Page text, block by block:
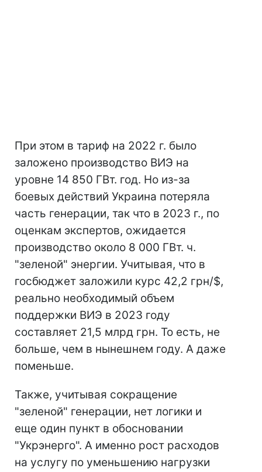
При этом в тариф на 2022 г. было
заложено производство ВИЭ на
уровне 14 850 ГВт. год. Но из-за
боевых действий Украина потеряла
часть генерации, так что в 2023 г., по
оценкам экспертов, ожидается
производство около 8 000 ГВт. ч.
"зеленой" энергии. Учитывая, что в
госбюджет заложили курс 42,2 грн/$,
реально необходимый объем
поддержки ВИЭ в 2023 году
составляет 21,5 млрд грн. То есть, не
больше, чем в нынешнем году. А даже
поменьше.
Также, учитывая сокращение
"зеленой" генерации, нет логики и
еще один пункт в обосновании
"Укрэнерго". А именно рост расходов
на услугу по уменьшению нагрузки